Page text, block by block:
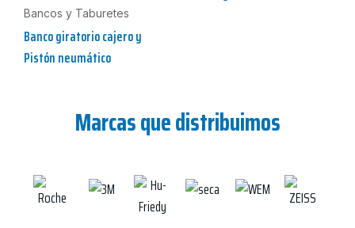
Bancos y Taburetes
Banco giratorio cajero y
Pistón neumático
Marcas que distribuimos